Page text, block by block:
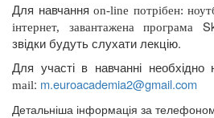
Для навчання on-line потрібен:
інтернет, завантажена програма
звідки будуть слухати лекцію.
Для участі в навчанні необхідно
mail: m.euroacademia2@gmail.com
Детальніша інформація за